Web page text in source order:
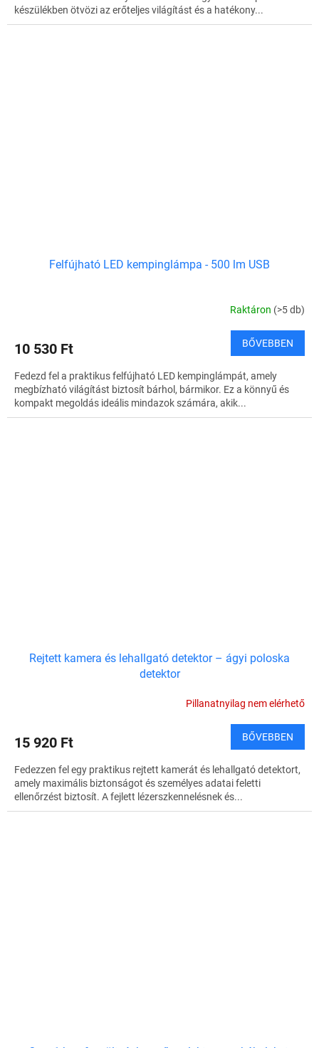
készülékben ötvözi az erőteljes világítást és a hatékony...
Felfújható LED kempinglámpa - 500 lm USB
Raktáron (>5 db)
10 530 Ft BŐVEBBEN
Fedezd fel a praktikus felfújható LED kempinglámpát, amely
megbízható világítást biztosít bárhol, bármikor. Ez a könnyű és
kompakt megoldás ideális mindazok számára, akik...
Rejtett kamera és lehallgató detektor – ágyi poloska
detektor
Pillanatnyilag nem elérhető
15 920 Ft BŐVEBBEN
Fedezzen fel egy praktikus rejtett kamerát és lehallgató detektort,
amely maximális biztonságot és személyes adatai feletti
ellenőrzést biztosít. A fejlett lézerszkennelésnek és...